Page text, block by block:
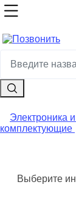
Электроника
комплектующие
Выберите